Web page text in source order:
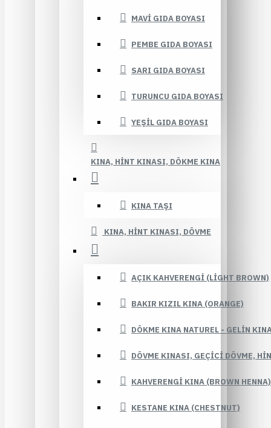
MAVI GIDA BOYASI
PEMBE GIDA BOYASI
SARI GIDA BOYASI
TURUNCU GIDA BOYASI
YEŞIL GIDA BOYASI
KINA, HINT KINASI, DÖKME KINA
KINA TAŞI
KINA, HINT KINASI, DÖVME
AÇIK KAHVERENGI (LIGHT BROWN)
BAKIR KIZIL KINA (ORANGE)
DÖKME KINA NATUREL - GELIN
DÖVME KINASI, GEÇICI DÖVME,
KAHVERENGI KINA (BROWN HENNA)
KESTANE KINA (CHESTNUT)